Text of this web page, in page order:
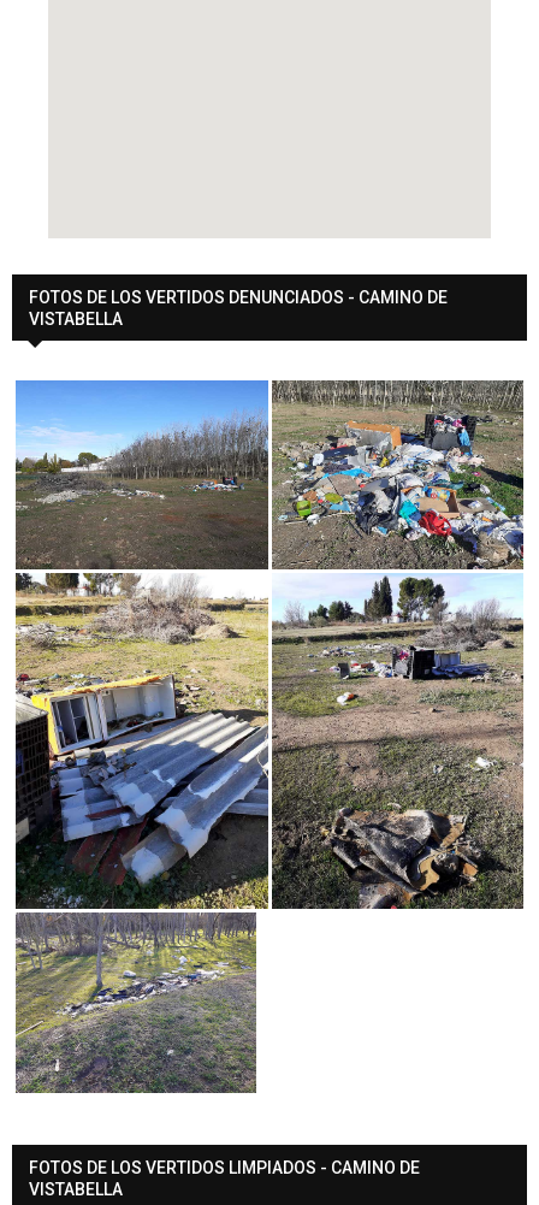
FOTOS DE LOS VERTIDOS DENUNCIADOS - CAMINO DE
VISTABELLA
FOTOS DE LOS VERTIDOS LIMPIADOS - CAMINO DE
VISTABELLA